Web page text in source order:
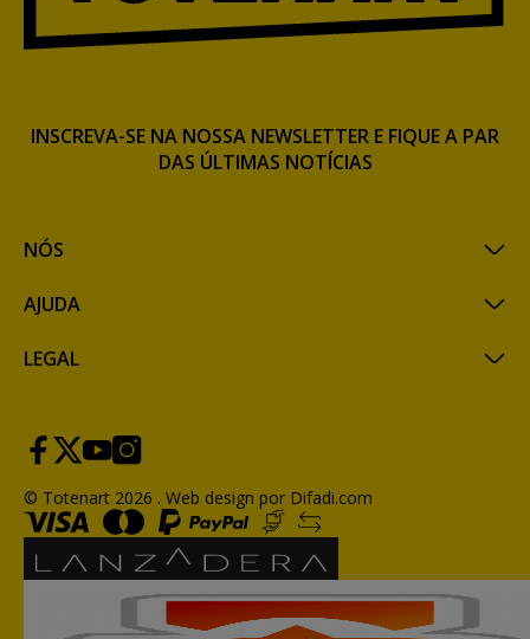
NÓS
AJUDA
LEGAL
INSCREVA-SE NA NOSSA NEWSLETTER E FIQUE A PAR
DAS ÚLTIMAS NOTÍCIAS
© Totenart 2026 . Web design por Difadi.com